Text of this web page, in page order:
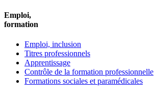
Emploi,
formation
Emploi, inclusion
Titres professionnels
Apprentissage
Contrôle de la formation professionnelle
Formations sociales et paramédicales